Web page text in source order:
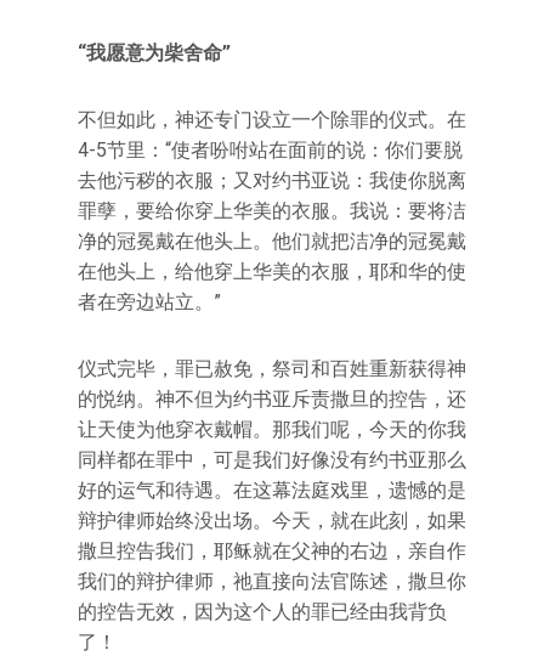
“我愿意为柴舍命”
不但如此，神还专门设立一个除罪的仪式。在
4-5节里：“使者吩咐站在面前的说：你们要脱
去他污秽的衣服；又对约书亚说：我使你脱离
罪孽，要给你穿上华美的衣服。我说：要将洁
净的冠冕戴在他头上。他们就把洁净的冠冕戴
在他头上，给他穿上华美的衣服，耶和华的使
者在旁边站立。”
仪式完毕，罪已赦免，祭司和百姓重新获得神
的悦纳。神不但为约书亚斥责撒旦的控告，还
让天使为他穿衣戴帽。那我们呢，今天的你我
同样都在罪中，可是我们好像没有约书亚那么
好的运气和待遇。在这幕法庭戏里，遗憾的是
辩护律师始终没出场。今天，就在此刻，如果
撒旦控告我们，耶稣就在父神的右边，亲自作
我们的辩护律师，祂直接向法官陈述，撒旦你
的控告无效，因为这个人的罪已经由我背负
了！